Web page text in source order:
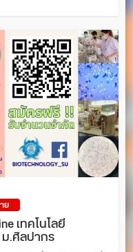
ย
เทคโนโลยี
.ศิลปากร